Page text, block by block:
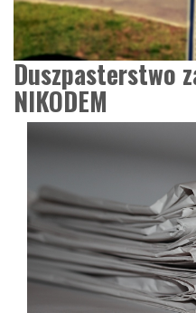
Duszpasterstwo
NIKODEM